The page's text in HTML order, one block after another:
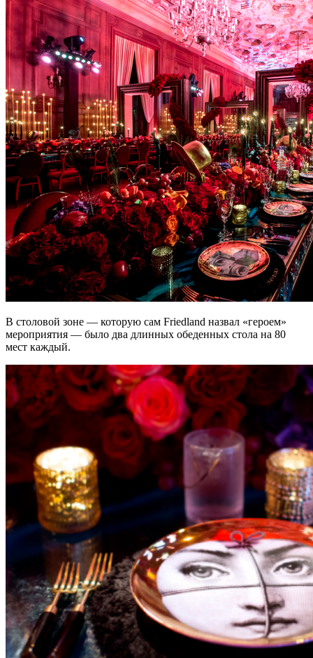
В столовой зоне — которую сам Friedland назвал «героем»
мероприятия — было два длинных обеденных стола на 80
мест каждый.